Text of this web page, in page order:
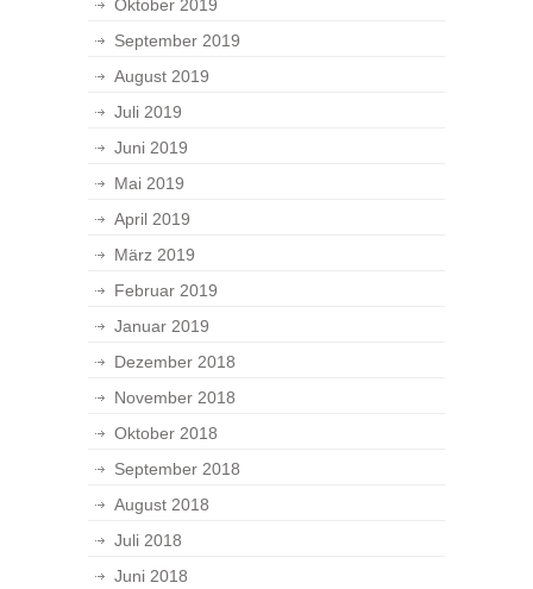
Oktober 2019
September 2019
August 2019
Juli 2019
Juni 2019
Mai 2019
April 2019
März 2019
Februar 2019
Januar 2019
Dezember 2018
November 2018
Oktober 2018
September 2018
August 2018
Juli 2018
Juni 2018